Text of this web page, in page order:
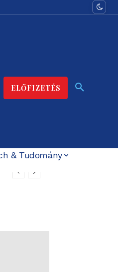
ELŐFIZETÉS
& Tudomány